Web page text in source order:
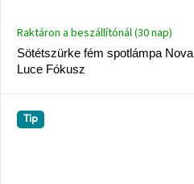
Sötétszürke fém spotlámpa Nova
Luce Fókusz
Raktáron a beszállítónál (30 nap)
Tip